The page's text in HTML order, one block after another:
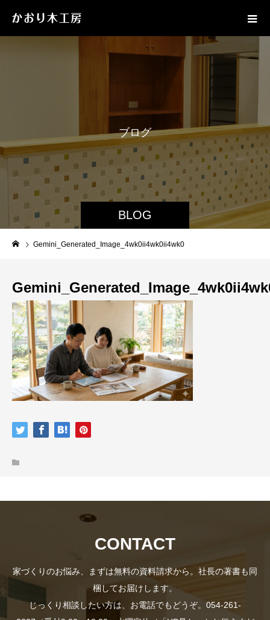
BLOG
ブログ
Gemini_Generated_Image_4wk0ii4wk0ii4wk0
CONTACT
家づくりのお悩み、まずは無料の資料請求から。社長の著書も同
梱してお届けします。
じっくり相談したい方は、お電話でもどうぞ。054-261-